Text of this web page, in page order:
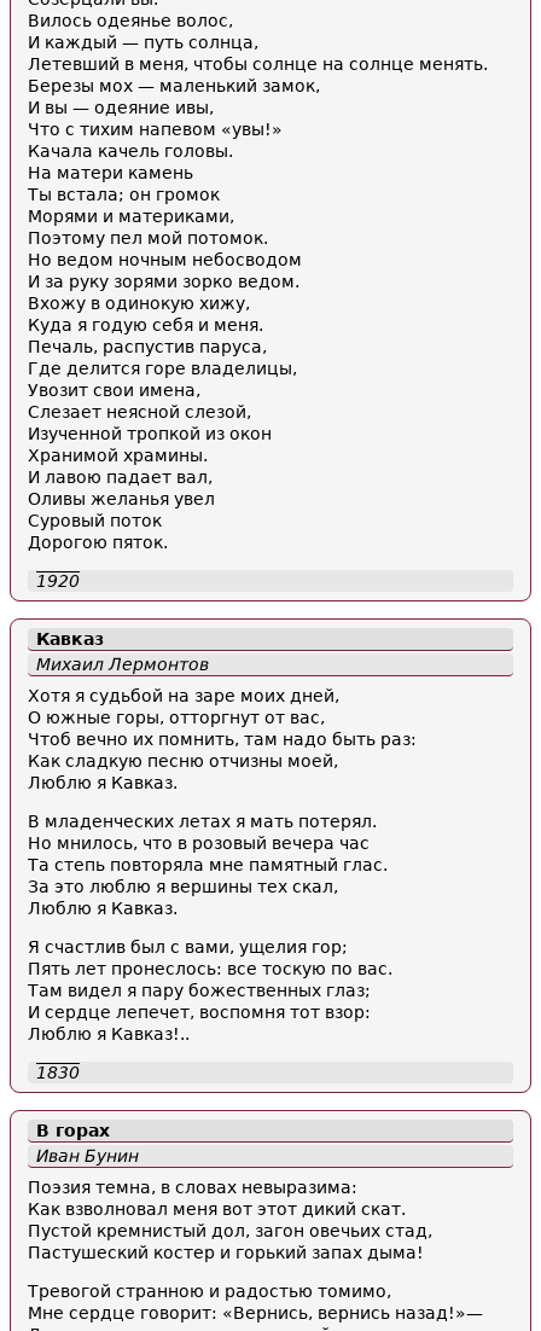
Вилось одеянье волос,
И каждый — путь солнца,
Летевший в меня, чтобы солнце на солнце менять.
Березы мох — маленький замок,
И вы — одеяние ивы,
Что с тихим напевом «увы!»
Качала качель головы.
На матери камень
Ты встала; он громок
Морями и материками,
Поэтому пел мой потомок.
Но ведом ночным небосводом
И за руку зорями зорко ведом.
Вхожу в одинокую хижу,
Куда я годую себя и меня.
Печаль, распустив паруса,
Где делится горе владелицы,
Увозит свои имена,
Слезает неясной слезой,
Изученной тропкой из окон
Хранимой храмины.
И лавою падает вал,
Оливы желанья увел
Суровый поток
Дорогою пяток.
1920
Кавказ
Михаил Лермонтов
Хотя я судьбой на заре моих дней,
О южные горы, отторгнут от вас,
Чтоб вечно их помнить, там надо быть раз:
Как сладкую песню отчизны моей,
Люблю я Кавказ.
В младенческих летах я мать потерял.
Но мнилось, что в розовый вечера час
Та степь повторяла мне памятный глас.
За это люблю я вершины тех скал,
Люблю я Кавказ.
Я счастлив был с вами, ущелия гор;
Пять лет пронеслось: все тоскую по вас.
Там видел я пару божественных глаз;
И сердце лепечет, воспомня тот взор:
Люблю я Кавказ!..
1830
В горах
Иван Бунин
Поэзия темна, в словах невыразима:
Как взволновал меня вот этот дикий скат.
Пустой кремнистый дол, загон овечьих стад,
Пастушеский костер и горький запах дыма!
Тревогой странною и радостью томимо,
Мне сердце говорит: «Вернись, вернись назад!»—